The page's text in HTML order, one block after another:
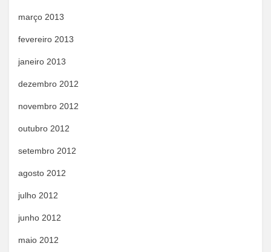
março 2013
fevereiro 2013
janeiro 2013
dezembro 2012
novembro 2012
outubro 2012
setembro 2012
agosto 2012
julho 2012
junho 2012
maio 2012